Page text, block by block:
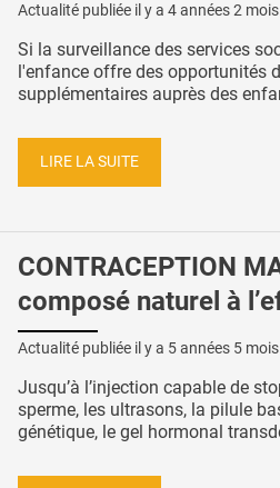
Actualité publiée il y a 4 années 2 mois
Si la surveillance des services
l'enfance offre des opportunités
supplémentaires auprès des
LIRE LA SUITE
CONTRACEPTION
composé naturel à
Actualité publiée il y a 5 années 5 mois
Jusqu’à l’injection capable de
sperme, les ultrasons, la pilule
génétique, le gel hormonal